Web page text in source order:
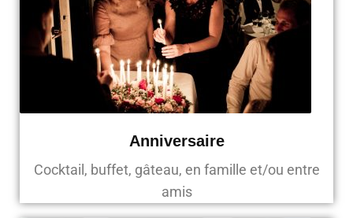
Anniversaire
Cocktail, buffet, gâteau, en famille et/ou entre
amis